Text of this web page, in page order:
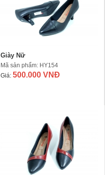
Giày Nữ
Mã sản phẩm: HY154
Giá: 500.000 VNĐ